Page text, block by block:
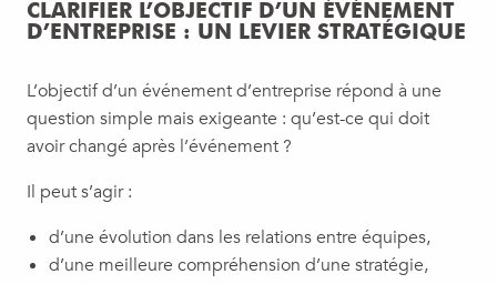
CLARIFIER L’OBJECTIF D’UN ÉVÉNEMENT
D’ENTREPRISE : UN LEVIER STRATÉGIQUE
L’objectif d’un événement d’entreprise répond à une
question simple mais exigeante : qu’est-ce qui doit
avoir changé après l’événement ?
Il peut s’agir :
d’une évolution dans les relations entre équipes,
d’une meilleure compréhension d’une stratégie,